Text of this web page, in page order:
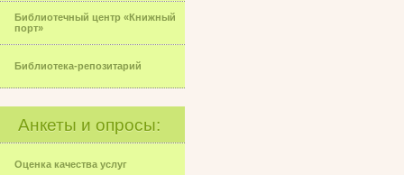
Библиотечный центр «Книжный
порт»
Библиотека-репозитарий
Анкеты и опросы:
Оценка качества услуг